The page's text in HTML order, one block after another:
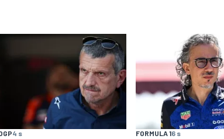
4 s FORMULA 16 s